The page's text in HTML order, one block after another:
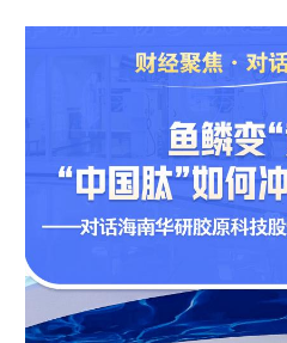
文化 书画
视频
中央文件
食品 人居
学术中国 乡村振兴
城市 旅游
彩票 娱乐